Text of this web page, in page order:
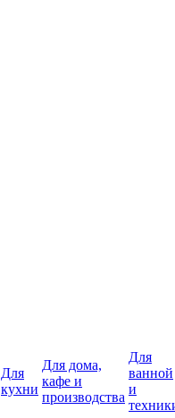
Для
кухни
Для дома,
кафе и
производства
Для
ванной
и